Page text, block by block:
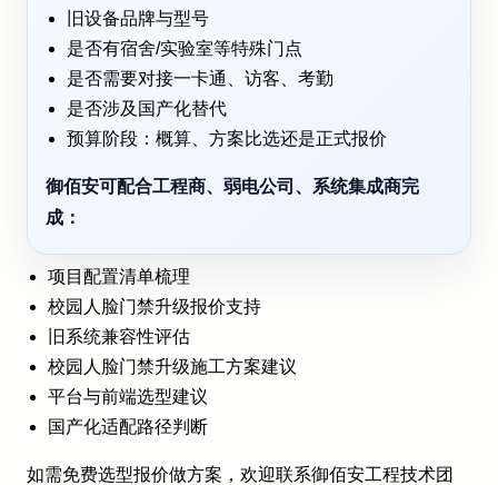
旧设备品牌与型号
是否有宿舍/实验室等特殊门点
是否需要对接一卡通、访客、考勤
是否涉及国产化替代
预算阶段：概算、方案比选还是正式报价
御佰安可配合工程商、弱电公司、系统集成商完
成：
项目配置清单梳理
校园人脸门禁升级报价支持
旧系统兼容性评估
校园人脸门禁升级施工方案建议
平台与前端选型建议
国产化适配路径判断
如需免费选型报价做方案，欢迎联系御佰安工程技术团